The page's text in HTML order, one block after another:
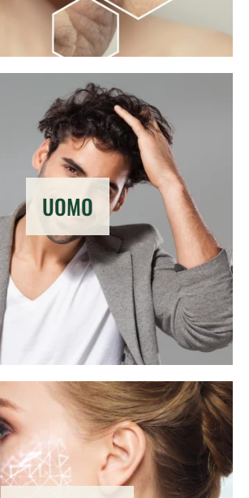
UOMO
ALLA NOSTRA NEWSLETTER
su offerte e sconti: non farti
giusta per i tuoi acquisti!
Iscriviti